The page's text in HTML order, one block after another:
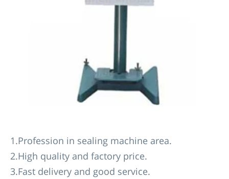
1.Profession in sealing machine area.
2.High quality and factory price.
3.Fast delivery and good service.